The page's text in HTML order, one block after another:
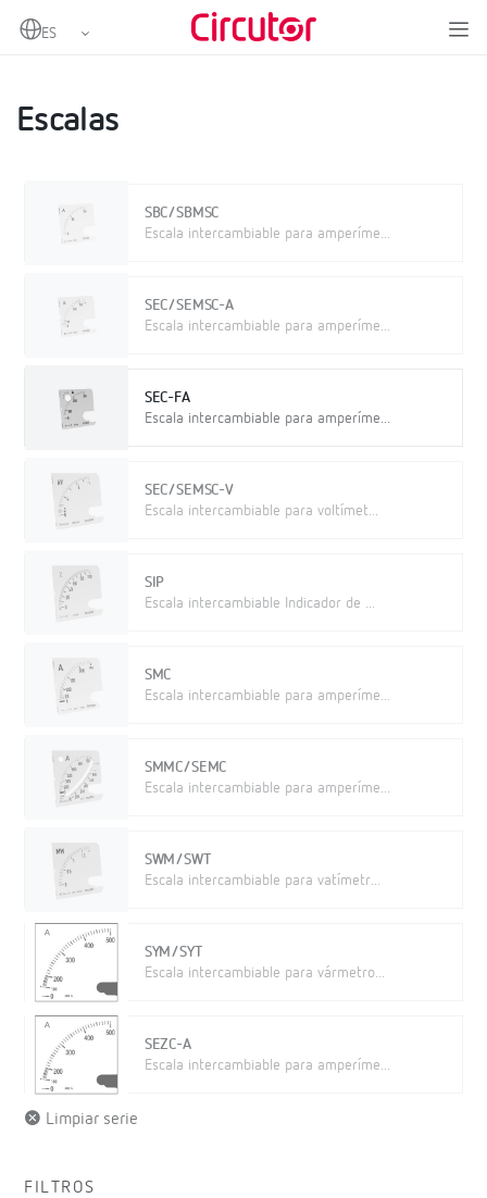
Home Medida y control
Instrumentación analógica
Escalas
SBC/SBMSC
Escala intercambiable para amperíme...
SEC/SEMSC-A
Escala intercambiable para amperíme...
SEC-FA
Escala intercambiable para amperíme...
SEC/SEMSC-V
Escala intercambiable para voltímet...
SIP
Escala intercambiable Indicador de ...
SMC
Escala intercambiable para amperíme...
SMMC/SEMC
Escala intercambiable para amperíme...
SWM/SWT
Escala intercambiable para vatímetr...
SYM/SYT
Escala intercambiable para vármetro...
SEZC-A
Escala intercambiable para amperíme...
Limpiar serie
FILTROS